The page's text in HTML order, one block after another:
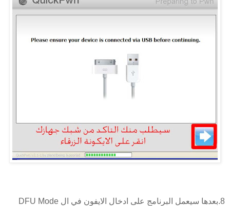
8.بعدها سيعمل البرنامج على ادخال الايفون في ال DFU Mode